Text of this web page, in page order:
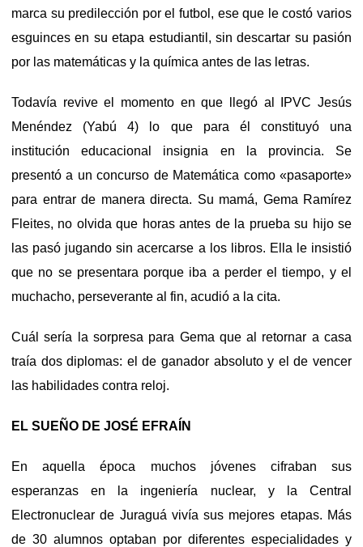
marca su predilección por el futbol, ese que le costó varios
esguinces en su etapa estudiantil, sin descartar su pasión
por las matemáticas y la química antes de las letras.
Todavía revive el momento en que llegó al IPVC Jesús
Menéndez (Yabú 4) lo que para él constituyó una
institución educacional insignia en la provincia. Se
presentó a un concurso de Matemática como «pasaporte»
para entrar de manera directa. Su mamá, Gema Ramírez
Fleites, no olvida que horas antes de la prueba su hijo se
las pasó jugando sin acercarse a los libros. Ella le insistió
que no se presentara porque iba a perder el tiempo, y el
muchacho, perseverante al fin, acudió a la cita.
Cuál sería la sorpresa para Gema que al retornar a casa
traía dos diplomas: el de ganador absoluto y el de vencer
las habilidades contra reloj.
EL SUEÑO DE JOSÉ EFRAÍN
En aquella época muchos jóvenes cifraban sus
esperanzas en la ingeniería nuclear, y la Central
Electronuclear de Juraguá vivía sus mejores etapas. Más
de 30 alumnos optaban por diferentes especialidades y